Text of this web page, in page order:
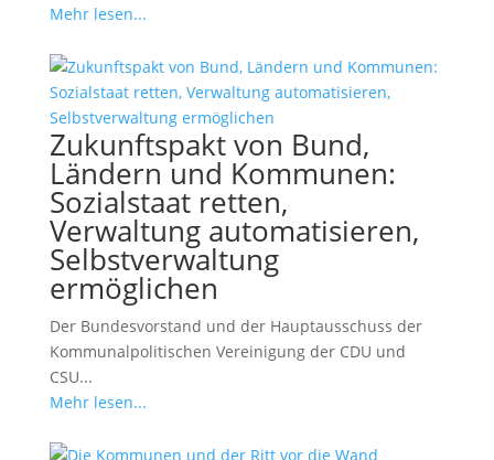
Mehr lesen...
Zukunftspakt von Bund,
Ländern und Kommunen:
Sozialstaat retten,
Verwaltung automatisieren,
Selbstverwaltung
ermöglichen
Der Bundesvorstand und der Hauptausschuss der
Kommunalpolitischen Vereinigung der CDU und
CSU...
Mehr lesen...